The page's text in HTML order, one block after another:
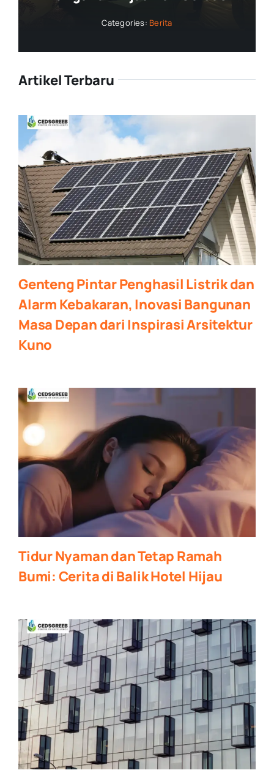
Categories: Berita
Artikel Terbaru
Genteng Pintar Penghasil Listrik dan
Alarm Kebakaran, Inovasi Bangunan
Masa Depan dari Inspirasi Arsitektur
Kuno
Tidur Nyaman dan Tetap Ramah
Bumi: Cerita di Balik Hotel Hijau